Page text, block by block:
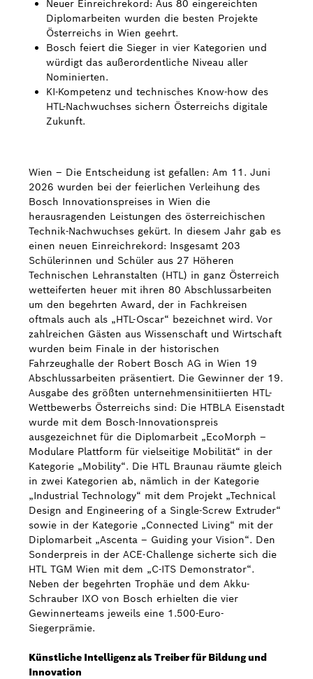
Bosch in Österreich
Karriere bei Bosch in Österreich
Bosch Weltweit
Kontakt
Neuer Einreichrekord: Aus 80 eingereichten
Diplomarbeiten wurden die besten Projekte
Österreichs in Wien geehrt.
Bosch feiert die Sieger in vier Kategorien und
würdigt das außerordentliche Niveau aller
Nominierten.
KI-Kompetenz und technisches Know-how des
HTL-Nachwuchses sichern Österreichs digitale
Zukunft.
Wien – Die Entscheidung ist gefallen: Am 11. Juni
2026 wurden bei der feierlichen Verleihung des
Bosch Innovationspreises in Wien die
herausragenden Leistungen des österreichischen
Technik-Nachwuchses gekürt. In diesem Jahr gab es
einen neuen Einreichrekord: Insgesamt 203
Schülerinnen und Schüler aus 27 Höheren
Technischen Lehranstalten (HTL) in ganz Österreich
wetteiferten heuer mit ihren 80 Abschlussarbeiten
um den begehrten Award, der in Fachkreisen
oftmals auch als „HTL-Oscar“ bezeichnet wird. Vor
zahlreichen Gästen aus Wissenschaft und Wirtschaft
wurden beim Finale in der historischen
Fahrzeughalle der Robert Bosch AG in Wien 19
Abschlussarbeiten präsentiert. Die Gewinner der 19.
Ausgabe des größten unternehmensinitiierten HTL-
Wettbewerbs Österreichs sind: Die HTBLA Eisenstadt
wurde mit dem Bosch-Innovationspreis
ausgezeichnet für die Diplomarbeit „EcoMorph –
Modulare Plattform für vielseitige Mobilität“ in der
Kategorie „Mobility“. Die HTL Braunau räumte gleich
in zwei Kategorien ab, nämlich in der Kategorie
„Industrial Technology“ mit dem Projekt „Technical
Design and Engineering of a Single-Screw Extruder“
sowie in der Kategorie „Connected Living“ mit der
Diplomarbeit „Ascenta – Guiding your Vision“. Den
Sonderpreis in der ACE-Challenge sicherte sich die
HTL TGM Wien mit dem „C-ITS Demonstrator“.
Neben der begehrten Trophäe und dem Akku-
Schrauber IXO von Bosch erhielten die vier
Gewinnerteams jeweils eine 1.500-Euro-
Siegerprämie.
Künstliche Intelligenz als Treiber für Bildung und
Innovation